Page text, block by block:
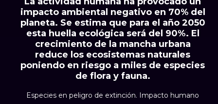
impacto ambiental negativo en 70% del
planeta. Se estima que para el año 2050
esta huella ecológica será del 90%. El
crecimiento de la mancha urbana
reduce los ecosistemas naturales
poniendo en riesgo a miles de especies
de flora y fauna.
Especies en peligro de extinción. Impacto humano